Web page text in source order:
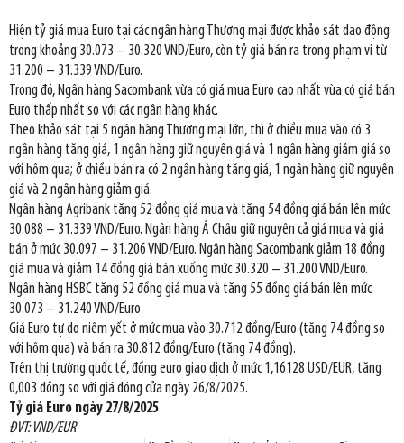
Hiện tỷ giá mua Euro tại các ngân hàng Thương mại được khảo sát dao động
trong khoảng 30.073 – 30.320 VND/Euro, còn tỷ giá bán ra trong phạm vi từ
31.200 – 31.339 VND/Euro.
Trong đó, Ngân hàng Sacombank vừa có giá mua Euro cao nhất vừa có giá bán
Euro thấp nhất so với các ngân hàng khác.
Theo khảo sát tại 5 ngân hàng Thương mại lớn, thì ở chiều mua vào có 3
ngân hàng tăng giá, 1 ngân hàng giữ nguyên giá và 1 ngân hàng giảm giá so
với hôm qua; ở chiều bán ra có 2 ngân hàng tăng giá, 1 ngân hàng giữ nguyên
giá và 2 ngân hàng giảm giá.
Ngân hàng Agribank tăng 52 đồng giá mua và tăng 54 đồng giá bán lên mức
30.088 – 31.339 VND/Euro. Ngân hàng Á Châu giữ nguyên cả giá mua và giá
bán ở mức 30.097 – 31.206 VND/Euro. Ngân hàng Sacombank giảm 18 đồng
giá mua và giảm 14 đồng giá bán xuống mức 30.320 – 31.200 VND/Euro.
Ngân hàng HSBC tăng 52 đồng giá mua và tăng 55 đồng giá bán lên mức
30.073 – 31.240 VND/Euro
Giá Euro tự do niêm yết ở mức mua vào 30.712 đồng/Euro (tăng 74 đồng so
với hôm qua) và bán ra 30.812 đồng/Euro (tăng 74 đồng).
Trên thị trường quốc tế, đồng euro giao dịch ở mức 1,16128 USD/EUR, tăng
0,003 đồng so với giá đóng cửa ngày 26/8/2025.
Tỷ giá Euro ngày 27/8/2025
ĐVT: VND/EUR